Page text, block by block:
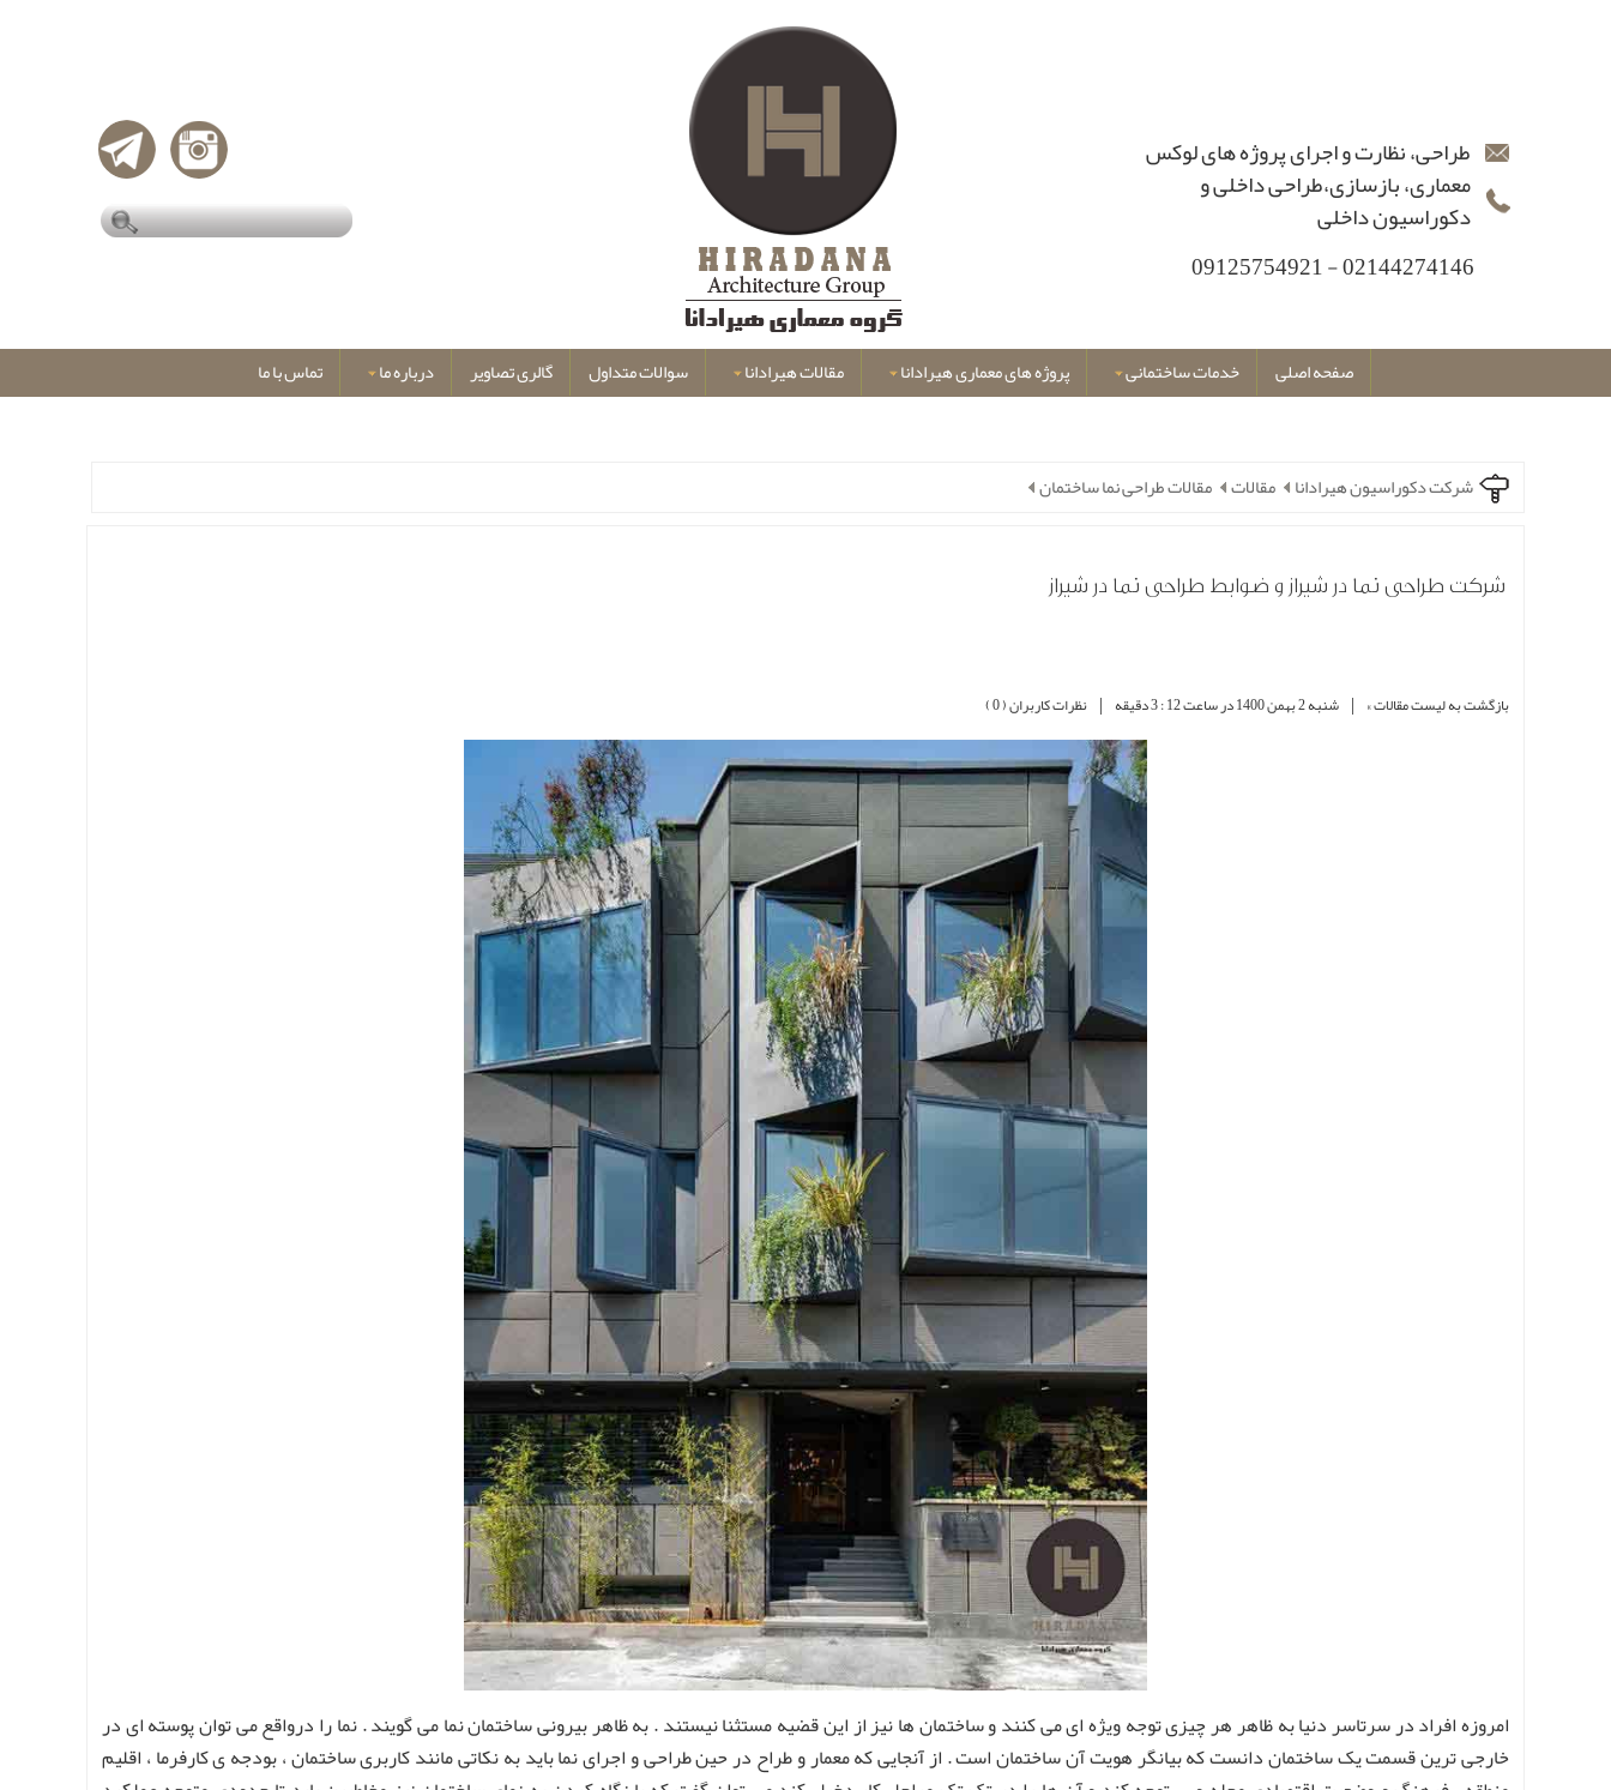
طراحی، نظارت و اجرای پروژه های لوکس
معماری، بازسازی،طراحی داخلی و
دکوراسیون داخلی
02144274146 - 09125754921
صفحه اصلی خدمات ساختمانی پروژه های معماری هیرادانا مقالات هیرادانا سوالات متداول گالری تصاویر درباره ما تماس با ما
شرکت دکوراسیون هیرادانا مقالات مقالات طراحی نما ساختمان
شرکت طراحی نما در شیراز و ضوابط طراحی نما در شیراز
بازگشت به لیست مقالات » | شنبه 2 بهمن 1400 در ساعت 12 : 3 دقیقه | نظرات کاربران ( 0 )
امروزه افراد در سرتاسر دنیا به ظاهر هر چیزی توجه ویژه ای می کنند و ساختمان ها نیز از این قضیه مستثنا نیستند . به ظاهر بیرونی ساختمان نما می گویند . نما را درواقع می توان پوسته ای در
خارجی ترین قسمت یک ساختمان دانست که بیانگر هویت آن ساختمان است . از آنجایی که معمار و طراح در حین طراحی و اجرای نما باید به نکاتی مانند کاربری ساختمان ، بودجه ی کارفرما ، اقلیم